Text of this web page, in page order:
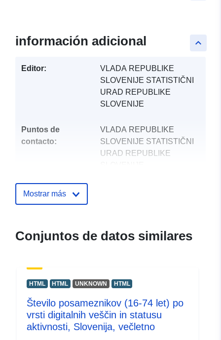
keyboard_arrow_up
información adicional
Editor:
VLADA REPUBLIKE
SLOVENIJE STATISTIČNI
URAD REPUBLIKE
SLOVENIJE
Puntos de
contacto:
VLADA REPUBLIKE
SLOVENIJE STATISTIČNI
URAD REPUBLIKE
Actualizado en data.europa.eu:
uriRef: http://data.europa.eu/88u/dataset/
Mostrar más
Conjuntos de datos similares
HTML HTML UNKNOWN HTML
Število posameznikov (16-74 let) po
vrsti digitalnih veščin in statusu
aktivnosti, Slovenija, večletno